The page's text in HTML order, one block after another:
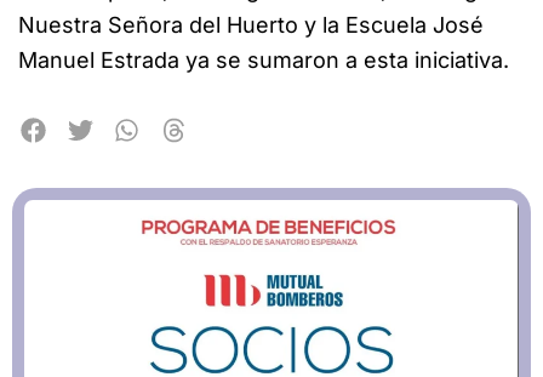
Nuestra Señora del Huerto y la Escuela José
Manuel Estrada ya se sumaron a esta iniciativa.